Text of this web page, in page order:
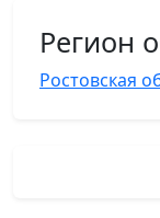
Регион
Ростовская